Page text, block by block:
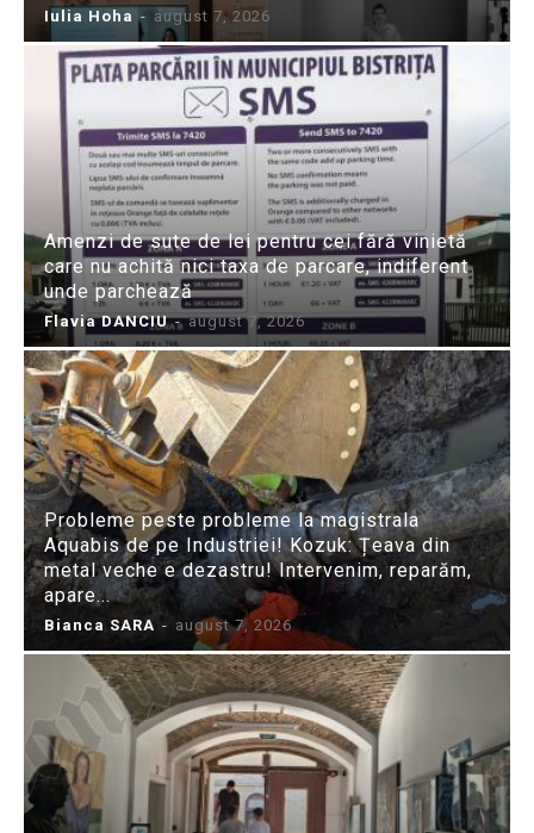
Iulia Hoha - august 7, 2026
Amenzi de sute de lei pentru cei fără vinietă
care nu achită nici taxa de parcare, indiferent
unde parchează
Flavia DANCIU - august 7, 2026
Probleme peste probleme la magistrala
Aquabis de pe Industriei! Kozuk: Țeava din
metal veche e dezastru! Intervenim, reparăm,
apare...
Bianca SARA - august 7, 2026